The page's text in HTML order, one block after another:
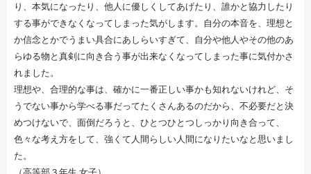
り、本気になったり、他人に優しくしてあげたり、誰かと協力したり
する事ができなくなってしまった気がします。自分の本音を、理想と
か信念とかでうまい具合にあしらいすぎて、自分や他人やその他のあ
らゆる物と真剣に向き合う事が出来なくなってしまった事に気付かさ
れました。
理想や、合理的な事は、確かに一番正しい事かも知れないけれど、そ
うでない事から学べる事だってたくさんあるのだから、不必要だと決
めつけないで、面倒だろうと、ひとつひとつしっかり向き合って、
色々な考え方をして、強くて人間らしい人間になりたいなと思いまし
た。